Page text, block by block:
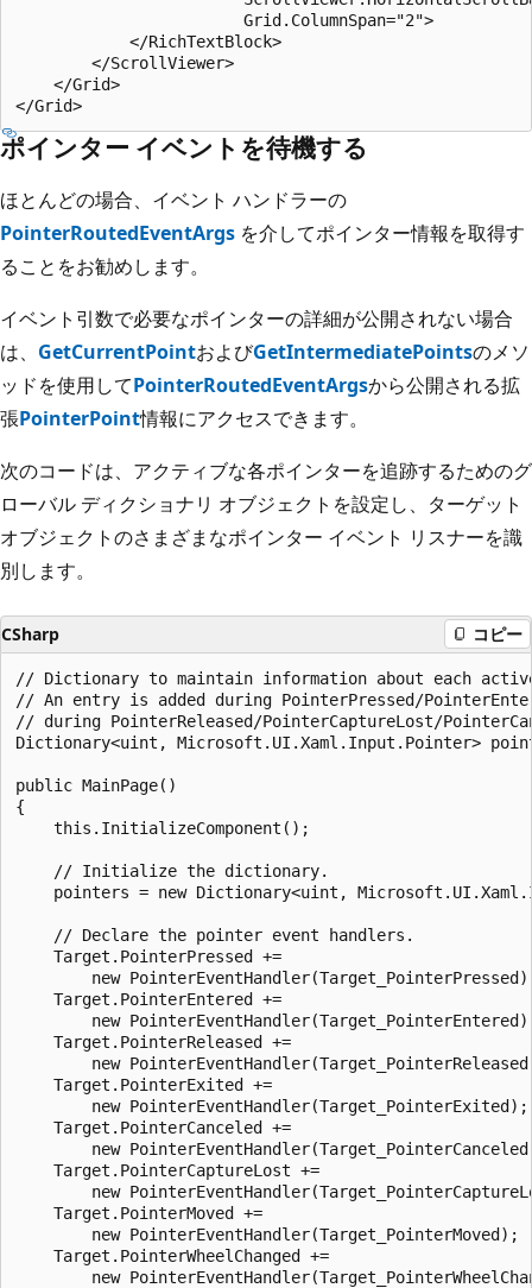
                        Grid.ColumnSpan="2">
            </RichTextBlock>
        </ScrollViewer>
    </Grid>
ポインター イベントを待機する
ほとんどの場合、イベント ハンドラーの
PointerRoutedEventArgs を介してポインター情報を取得す
ることをお勧めします。
イベント引数で必要なポインターの詳細が公開されない場合
は、 GetCurrentPointおよびGetIntermediatePointsのメソ
ッドを使用してPointerRoutedEventArgsから公開される拡
張PointerPoint情報にアクセスできます。
次のコードは、アクティブな各ポインターを追跡するためのグ
ローバル ディクショナリ オブジェクトを設定し、ターゲット
オブジェクトのさまざまなポインター イベント リスナーを識
別します。
CSharp コピー
// Dictionary to maintain information about each
// An entry is added during PointerPressed/
// during PointerReleased/PointerCaptureLost/
Dictionary<uint, Microsoft.UI.Xaml.Input.Pointer>
public MainPage()
{
    this.InitializeComponent();
    // Initialize the dictionary.
pointers = new Dictionary<uint,
    // Declare the pointer event handlers.
    Target.PointerPressed +=
new
    Target.PointerEntered +=
new
    Target.PointerReleased +=
new
    Target.PointerExited +=
        new PointerEventHandler(Target_PointerExited);
    Target.PointerCanceled +=
new
    Target.PointerCaptureLost +=
new
    Target.PointerMoved +=
        new PointerEventHandler(Target_PointerMoved);
    Target.PointerWheelChanged +=
new